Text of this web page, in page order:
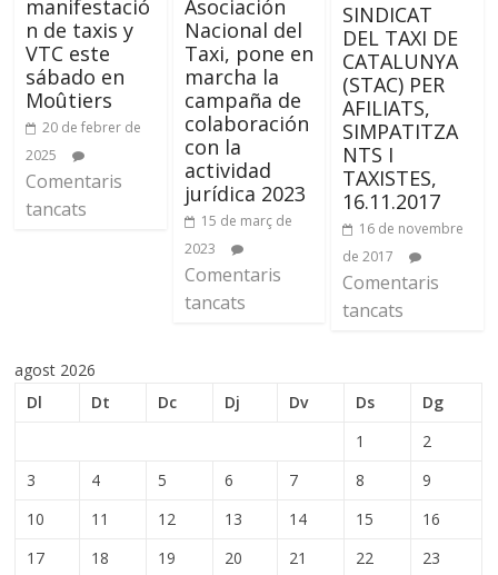
manifestació
n de taxis y
VTC este
sábado en
Moûtiers
20 de febrer de
2025
Comentaris
tancats
Asociación
Nacional del
Taxi, pone en
marcha la
campaña de
colaboración
con la
actividad
jurídica 2023
15 de març de
2023
Comentaris
tancats
SINDICAT
DEL TAXI DE
CATALUNYA
(STAC) PER
AFILIATS,
SIMPATITZA
NTS I
TAXISTES,
16.11.2017
16 de novembre
de 2017
Comentaris
tancats
agost 2026
Dl
Dt Dc Dj Dv Ds
Dg
1
2
3
4 5 6 7 8
9
10
11 12 13 14 15
16
17
18 19 20 21 22
23